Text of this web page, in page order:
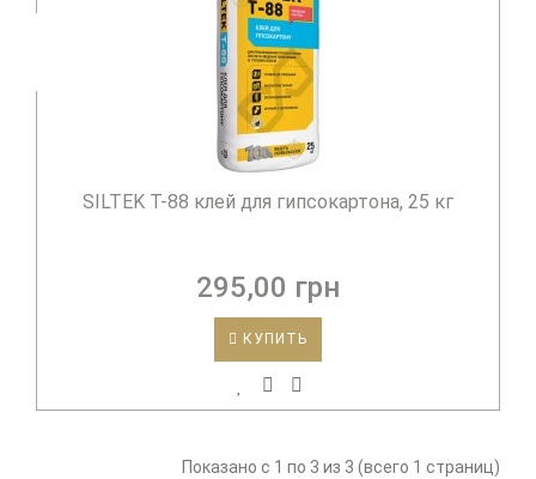
SILTEK T-88 клей для гипсокартона, 25 кг
295,00 грн
КУПИТЬ
Показано с 1 по 3 из 3 (всего 1 страниц)